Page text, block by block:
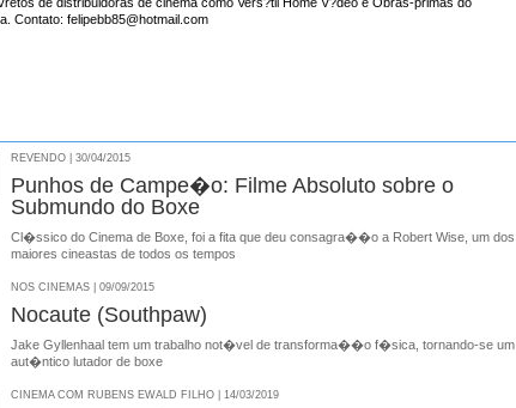
Contato: felipebb85@hotmail.com
REVENDO | 30/04/2015
Punhos de Campe�o: Filme Absoluto sobre o
Submundo do Boxe
Cl�ssico do Cinema de Boxe, foi a fita que deu consagra��o a Robert Wise, um dos
maiores cineastas de todos os tempos
NOS CINEMAS | 09/09/2015
Nocaute (Southpaw)
Jake Gyllenhaal tem um trabalho not�vel de transforma��o f�sica, tornando-se um
aut�ntico lutador de boxe
CINEMA COM RUBENS EWALD FILHO | 14/03/2019